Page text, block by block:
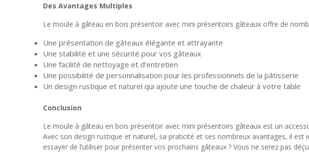
Des Avantages Multiples
Le moule à gâteau en bois présentoir avec mini présentoirs gâteaux offre de
Une présentation de gâteaux élégante et attrayante
Une stabilité et une sécurité pour vos gâteaux
Une facilité de nettoyage et d’entretien
Une possibilité de personnalisation pour les professionnels de la pâtisserie
Un design rustique et naturel qui ajoute une touche de chaleur à votre table
Conclusion
Le moule à gâteau en bois présentoir avec mini présentoirs gâteaux est un
Avec son design rustique et naturel, sa praticité et ses nombreux avantages, il
essayer de l’utiliser pour présenter vos prochains gâteaux ? Vous ne serez pas